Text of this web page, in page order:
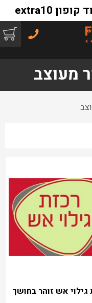
מעוצב
גילוי אש זוהר בחושך